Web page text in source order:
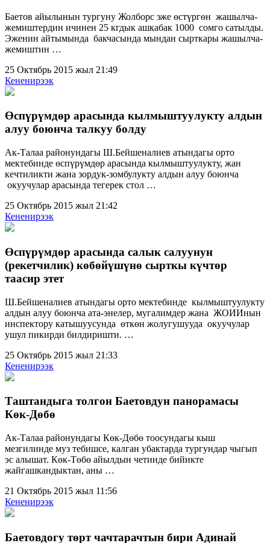
Баетов айылынын тургуну Жолборс эже өстүргөн жашылча-
жемиштердин ичинен 25 кгдык ашкабак 1000 сомго сатылды.
Эженин айтымында бакчасында мындан сырткары жашылча-
жемиштин …
25 Октябрь 2015 жыл 21:49
Кененирээк
Өспүрүмдөр арасында кылмыштуулукту алдын
алуу боюнча талкуу болду
Ак-Талаа районундагы Ш.Бейшеналиев атындагы орто
мектебинде өспүрүмдөр арасында кылмыштуулукту, жан
кечтиликти жана зордук-зомбулукту алдын алуу боюнча
окуучулар арасында тегерек стол …
25 Октябрь 2015 жыл 21:42
Кененирээк
Өспүрүмдөр арасында салык салуунун
(рекетчилик) көбөйүшүнө сырткы күчтөр
таасир этет
Ш.Бейшеналиев атындагы орто мектебинде кылмыштуулукту
алдын алуу боюнча ата-энелер, мугалимдер жана ЖОИИнын
инспектору катышуусунда өткөн жолугушууда окуучулар
ушул пикирди билдиришти. …
25 Октябрь 2015 жыл 21:33
Кененирээк
Таштандыга толгон Баетовдун панорамасы
Көк-Дөбө
Ак-Талаа районундагы Көк-Дөбө тоосундагы кыш
мезгилинде муз тебишсе, калган убактарда тургундар чыгып
эс алышат. Көк-Төбө айылдын четинде бийикте
жайгашкандыктан, аны …
21 Октябрь 2015 жыл 11:56
Кененирээк
Баетовдогу төрт чачтарачтын бири Адинай